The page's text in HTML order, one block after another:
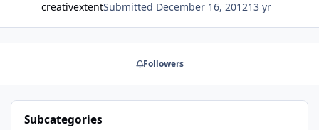
creativextentSubmitted December 16, 201213 yr
Followers
Subcategories